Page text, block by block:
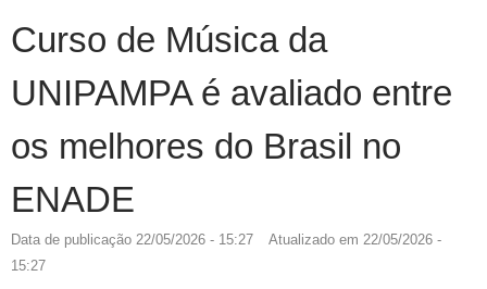
Curso de Música da
UNIPAMPA é avaliado entre
os melhores do Brasil no
ENADE
Data de publicação 22/05/2026 - 15:27 Atualizado em 22/05/2026 -
15:27